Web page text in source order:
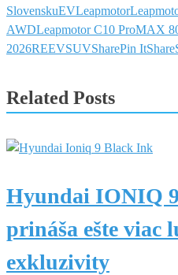
SlovenskuEVLeapmotor
AWDLeapmotor C10 ProMAX
2026REEVSUVSharePin ItShare
Related Posts
Hyundai IONIQ
prináša ešte viac
exkluzivity